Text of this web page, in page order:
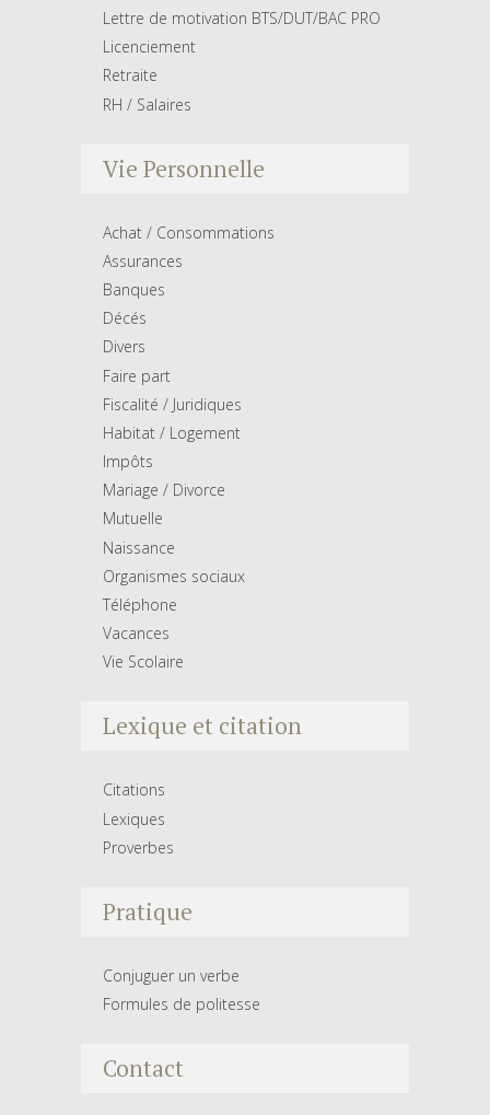
Lettre de motivation BTS/DUT/BAC PRO
Licenciement
Retraite
RH / Salaires
Vie Personnelle
Achat / Consommations
Assurances
Banques
Décés
Divers
Faire part
Fiscalité / Juridiques
Habitat / Logement
Impôts
Mariage / Divorce
Mutuelle
Naissance
Organismes sociaux
Téléphone
Vacances
Vie Scolaire
Lexique et citation
Citations
Lexiques
Proverbes
Pratique
Conjuguer un verbe
Formules de politesse
Contact